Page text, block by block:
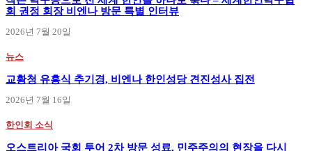
회 권정 회장 비엔나 방문 특별 인터뷰
2026년 7월 20일
뉴스
교황청 유흥식 추기경, 비엔나 한인성당 견진성사 집전
2026년 7월 16일
한인회 소식
오스트리아 국회 투어 2차 방문 성료, 민주주의의 현장을 다시